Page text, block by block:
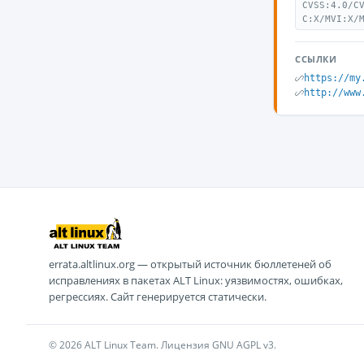
CVSS:4.0/
C:X/MVI:X/
ССЫЛКИ
https://
http://
errata.altlinux.org — открытый источник бюллетеней об
исправлениях в пакетах ALT Linux: уязвимостях, ошибках,
регрессиях. Сайт генерируется статически.
© 2026 ALT Linux Team. Лицензия GNU AGPL v3.